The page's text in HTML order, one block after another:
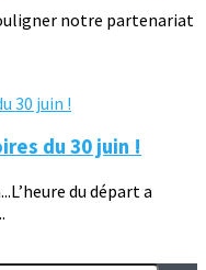
notre partenariat
du 30 juin !
du départ a